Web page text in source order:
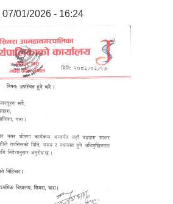
07/01/2026 - 16:24